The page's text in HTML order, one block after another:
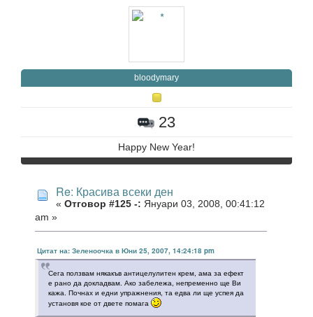
bloodymary
23
Happy New Year!
Re: Красива всеки ден
« Отговор #125 -: Януари 03, 2008, 00:41:12
am »
Цитат на: Зеленоочка в Юни 25, 2007, 14:24:18 pm
Сега ползвам някакъв антицелулитен крем, ама за ефект
е рано да докладвам. Ако забележа, непременно ще Ви
кажа. Почнах и едни упражнения, та едва ли ще успея да
установя кое от двете помага